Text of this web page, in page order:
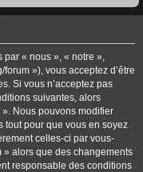
par « nous », « notre »,
»), vous acceptez d’être
Si vous n’acceptez pas
suivantes, alors
». Nous pouvons modifier
tout pour que vous en soyez
celles-ci par vous-
» alors que des changements
responsable des conditions